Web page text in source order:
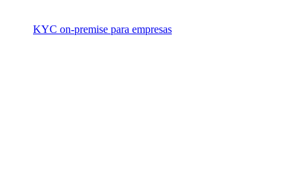
KYC on-premise para empresas